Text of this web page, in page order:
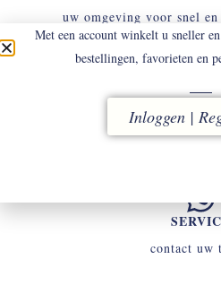
uw omgeving voor snel
binnen 14
contact uw
Met een account winkelt u sneller
bestellingen, favorieten en
Inloggen |